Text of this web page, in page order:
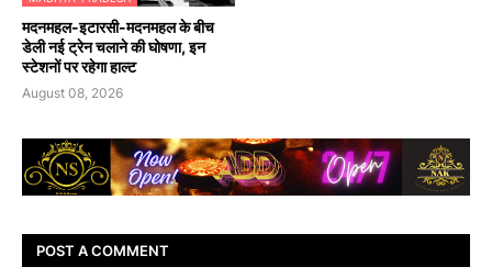
मदनमहल-इटारसी-मदनमहल के बीच
डेली नई ट्रेन चलाने की घोषणा, इन
स्टेशनों पर रहेगा हाल्ट
August 08, 2026
POST A COMMENT